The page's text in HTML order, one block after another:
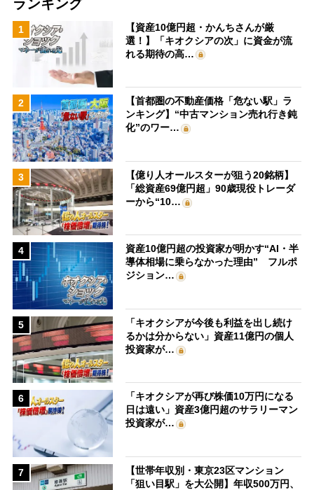
ランキング
1
【資産10億円超・かんちさんが厳
選！】「キオクシアの次」に資金が流
れる期待の高…
2
【首都圏の不動産価格「危ない駅」ラ
ンキング】“中古マンション売れ行き鈍
化”のワー…
3
【億り人オールスターが狙う20銘柄】
「総資産69億円超」90歳現役トレーダ
ーから“10…
4
資産10億円超の投資家が明かす“AI・半
導体相場に乗らなかった理由” フルポ
ジション…
5
「キオクシアが今後も利益を出し続け
るかは分からない」資産11億円の個人
投資家が…
6
「キオクシアが再び株価10万円になる
日は遠い」資産3億円超のサラリーマン
投資家が…
7
【世帯年収別・東京23区マンション
「狙い目駅」を大公開】年収500万円、